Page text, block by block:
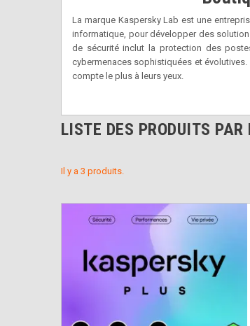
La marque Kaspersky Lab est une
informatique, pour développer des
de sécurité inclut la protection des
cybermenaces sophistiquées et
compte le plus à leurs yeux.
LISTE DES PRODUITS
Il y a 3 produits.